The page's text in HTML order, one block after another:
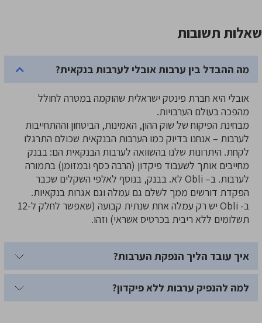
שאלות תשובות
מה ההבדל בין ערבות אובלי לערבות בנקאית?
אובלי היא חברת פינטק ישראלית שהוקמה במטרה לחולל
מהפכה בעולם הערבויות.
מבחינת הפיקוח של שוק ההון, האמינות, הביטחון וההתחייבות
לערבות – אנחנו בדיוק כמו הערבות הבנקאית שכולם התרגלו
לקחת. היתרונות שלנו בהשוואה לערבות הבנקאית הם: בבנק
מחייבים אותך לשעבוד פיקדון (הרבה כסף ובמזומן) בתמורה
לערבות. ב– Obli לא. בבנק, בנוסף לאלפי השקלים שכבר
הפקדת דורשים ממך לשלם גם עמלה וגם אגרות בנקאיות.
ב- Obli יש רק עמלה אחת שנתית קבועה (שאפשר לחלק ל-12
תשלומים ללא ריבית בכרטיס אשראי) וזהו.
איך עובד הליך הנפקת הערבות?
למה להנפיק ערבות ללא פיקדון?